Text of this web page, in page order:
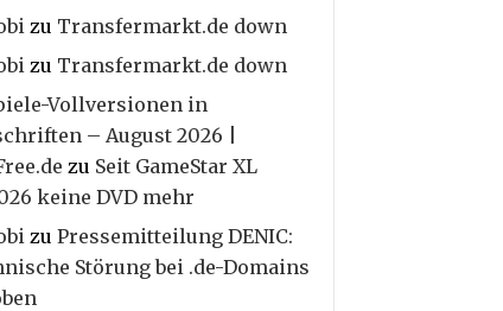
zu Transfermarkt.de down
zu Transfermarkt.de down
Vollversionen in
– August 2026 |
zu Seit GameStar XL
keine DVD mehr
zu Pressemitteilung DENIC:
Störung bei .de-Domains